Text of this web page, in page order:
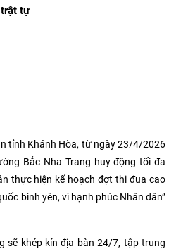
trật tự
tỉnh Khánh Hòa, từ ngày 23/4/2026
Bắc Nha Trang huy động tối đa
thực hiện kế hoạch đợt thi đua cao
bình yên, vì hạnh phúc Nhân dân”
sẽ khép kín địa bàn 24/7, tập trung